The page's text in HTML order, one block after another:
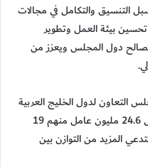
التنسيق والتكامل في مجالات
تحسين بيئة العمل وتطوير
دول المجلس ويعزز من
لدول الخليج العربية
في الربع الثاني من عام 2024 اشتملت على 24.6 مليون عامل منهم 19
الـ78% مما يستدعي المزيد من التوازن بين